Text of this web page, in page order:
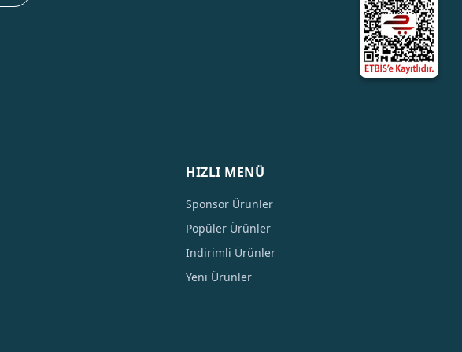
HIZLI MENÜ
Sponsor Ürünler
Popüler Ürünler
İndirimli Ürünler
Yeni Ürünler